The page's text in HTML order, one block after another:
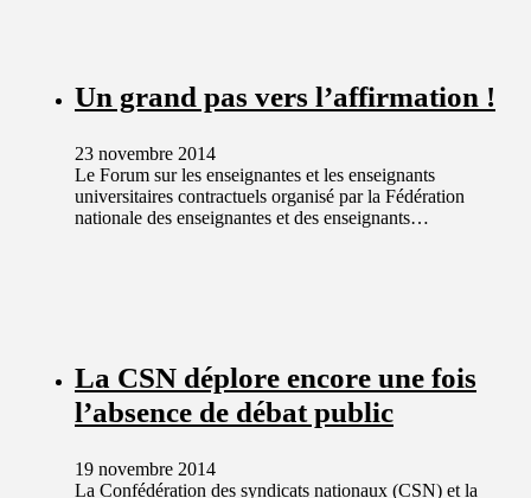
Un grand pas vers l’affirmation !
23 novembre 2014
Le Forum sur les enseignantes et les enseignants
universitaires contractuels organisé par la Fédération
nationale des enseignantes et des enseignants…
La CSN déplore encore une fois
l’absence de débat public
19 novembre 2014
La Confédération des syndicats nationaux (CSN) et la